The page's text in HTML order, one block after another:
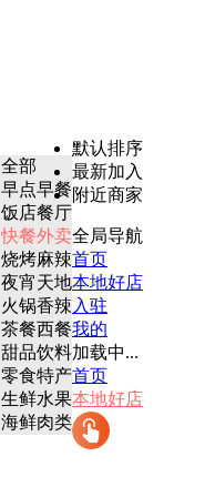
全部
早点早餐
饭店餐厅
快餐外卖
烧烤麻辣
夜宵天地
火锅香辣
茶餐西餐
甜品饮料
零食特产
生鲜水果
海鲜肉类
默认排序
最新加入
附近商家
全局导航
首页
本地好店
入驻
我的
加载中...
首页
本地好店